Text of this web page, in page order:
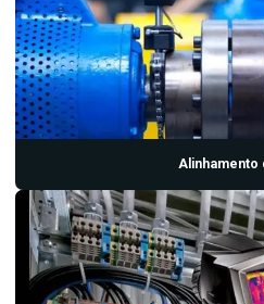
Termográfia elétrica preço
Termografia industrial
Termografia industrial preço
Ultrassom manutenção
Ultrassom manutenção preditiva
Alinhamento